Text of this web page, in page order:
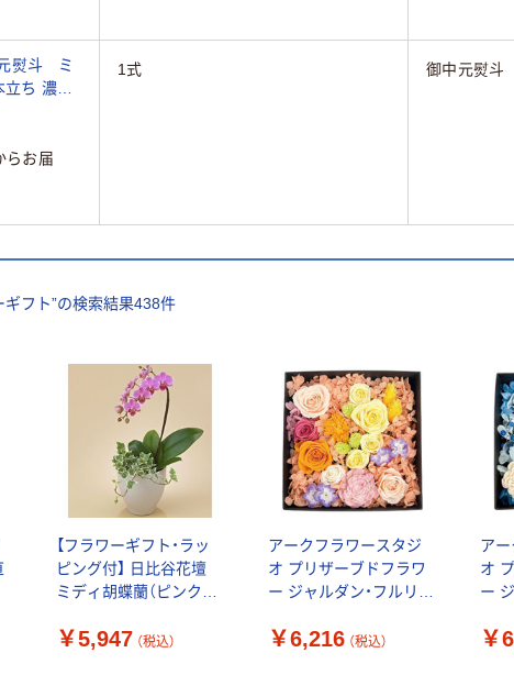
熨斗 ミ
ち 濃ピ
らお届
1式 御中元熨斗
ギフト”の検索結果438件
【フラワーギフト・ラッ
ピング付】 日比谷花壇
ミディ胡蝶蘭（ピンク）1
￥5,947 （税込）
アークフラワースタジ
オ プリザーブドフラワ
ー ジャルダン・フルリ
ル) 1個（直送品）
￥6,216 （税込）
ア
オ
ー
個（
￥